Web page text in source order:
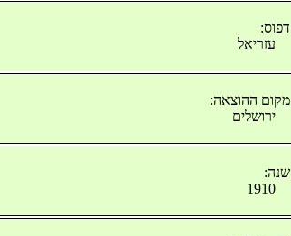
דפוס:
עזריאל
מקום ההוצאה:
ירושלים
שנה:
1910